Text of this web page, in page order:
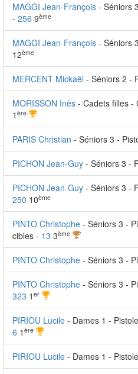
MAGGI Jean-François - Séniors
- 256 9ème
MAGGI Jean-François - Séniors
12ème
MERCENT Mickaël - Séniors 2 -
MORISSON Inès - Cadets filles -
1 ère
PARIS Christian - Séniors 3 -
PICHON Jean-Guy - Séniors 3 -
PICHON Jean-Guy - Séniors 3 -
250 10ème
PINTO Christophe - Séniors 3 -
cibles - 13 3ème
PINTO Christophe - Séniors 3 -
PINTO Christophe - Séniors 3 -
323 1 er
PIRIOU Lucile - Dames 1 -
6 1 ère
PIRIOU Lucile - Dames 1 -